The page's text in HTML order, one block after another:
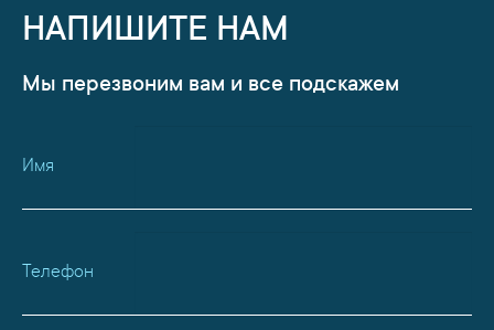
НАПИШИТЕ НАМ
Мы перезвоним вам и все подскажем
Имя
Телефон